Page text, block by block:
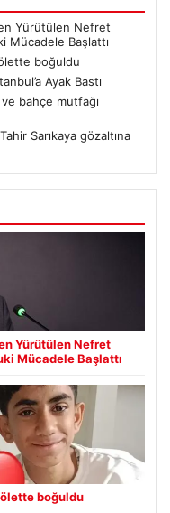
Yürütülen Nefret
Mücadele Başlattı
boğuldu
Ayak Bastı
bahçe mutfağı
Sarıkaya gözaltına
Yürütülen Nefret
Mücadele Başlattı
boğuldu